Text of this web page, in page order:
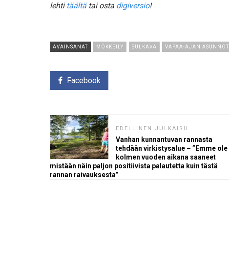
lehti täältätai osta digiversio!
AVAINSANAT MÖKKEILY SULKAVA VAPAA-AJAN ASUNNOT
Facebook
EDELLINEN JULKAISU
Vanhan kunnantuvan rannasta
tehdään virkistysalue – ”Emme ole
kolmen vuoden aikana saaneet
mistään näin paljon positiivista palautetta kuin tästä
rannan raivauksesta”